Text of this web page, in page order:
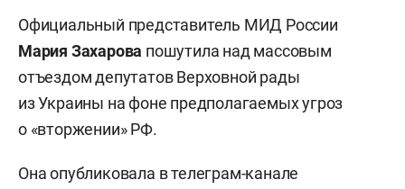
Официальный представитель МИД России
Мария Захарова пошутила над массовым
отъездом депутатов Верховной рады
из Украины на фоне предполагаемых угроз
о «вторжении» РФ.
Она опубликовала в телеграм-канале